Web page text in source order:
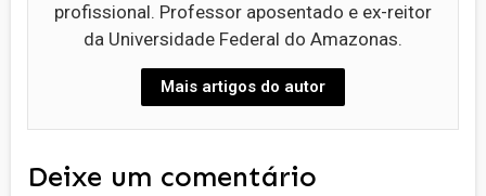
profissional. Professor aposentado e ex-reitor
da Universidade Federal do Amazonas.
Mais artigos do autor
Deixe um comentário